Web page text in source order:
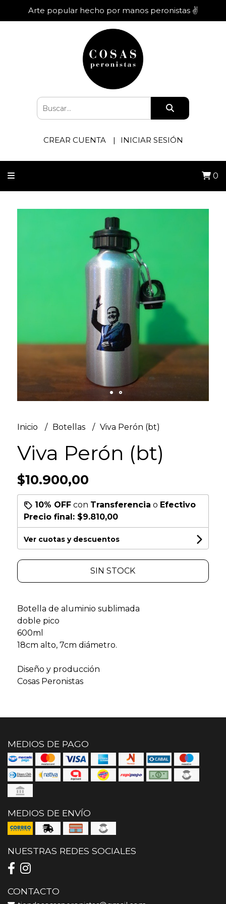
Arte popular hecho por manos peronistas ✌️
CREAR CUENTA INICIAR SESIÓN
0
Inicio Botellas Viva Perón (bt)
Viva Perón (bt)
$10.900,00
10% OFFcon Transferencia o Efectivo
Precio final: $9.810,00
Ver cuotas y descuentos
SIN STOCK
Botella de aluminio sublimada
doble pico
600ml
18cm alto, 7cm diámetro.
Diseño y producción
Cosas Peronistas
MEDIOS DE PAGO
MEDIOS DE ENVÍO
NUESTRAS REDES SOCIALES
CONTACTO